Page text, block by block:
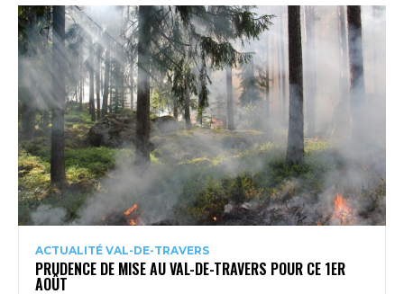
ACTUALITÉ VAL-DE-TRAVERS
PRUDENCE DE MISE AU VAL-DE-TRAVERS POUR CE 1ER
AOÛT